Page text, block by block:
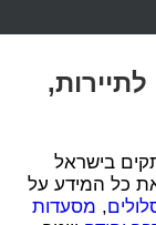
בישראל
, מסעדות